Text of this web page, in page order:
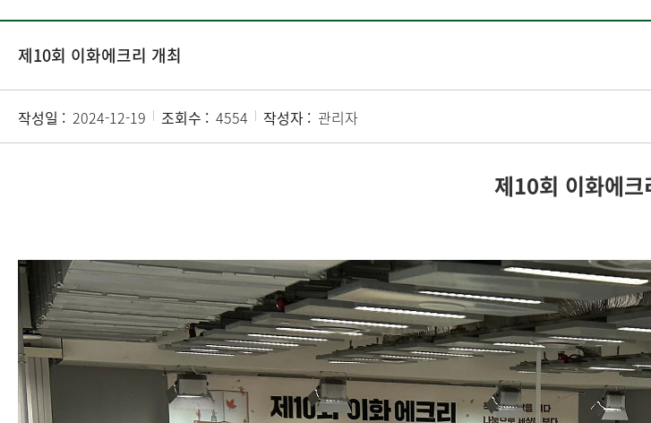
제10회 이화에크리 개최
작성일 : 2024-12-19 조회수 : 4554 작성자 : 관리자
제10회 이화에크